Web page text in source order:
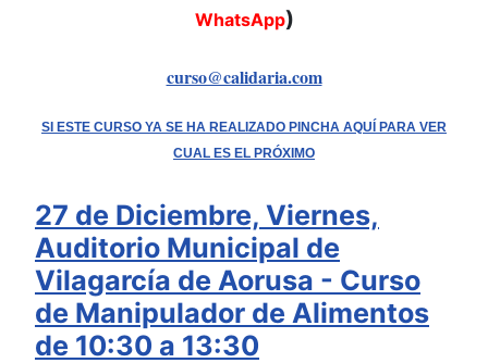
WhatsApp)
curso@calidaria.com
SI ESTE CURSO YA SE HA REALIZADO PINCHA AQUÍ PARA VER
CUAL ES EL PRÓXIMO
27 de Diciembre, Viernes,
Auditorio Municipal de
Vilagarcía de Aorusa - Curso
de Manipulador de Alimentos
de 10:30 a 13:30